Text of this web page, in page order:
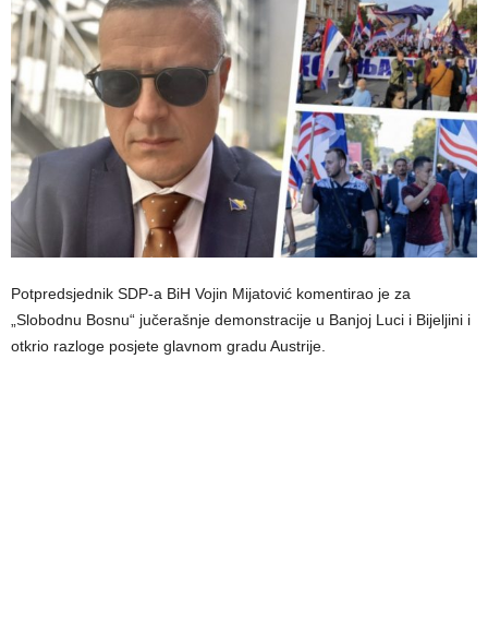
Potpredsjednik SDP-a BiH Vojin Mijatović komentirao je za
„Slobodnu Bosnu“ jučerašnje demonstracije u Banjoj Luci i Bijeljini i
otkrio razloge posjete glavnom gradu Austrije.